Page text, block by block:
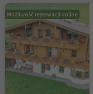
Możliwość rezerwacji online